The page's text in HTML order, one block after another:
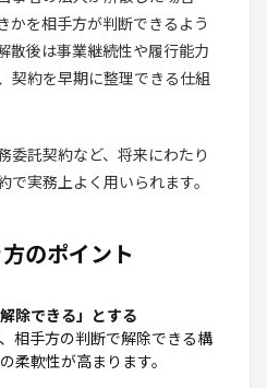
かを相手方が判断できるよう
散後は事業継続性や履行能力
契約を早期に整理できる仕組
委託契約など、将来にわたり
で実務上よく用いられます。
のポイント
除できる」とする
相手方の判断で解除できる構
柔軟性が高まります。